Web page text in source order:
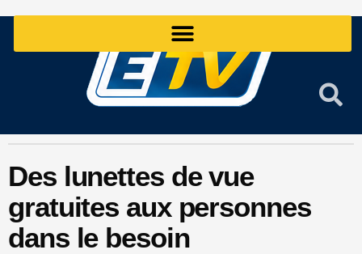
Des lunettes de vue
gratuites aux personnes
dans le besoin